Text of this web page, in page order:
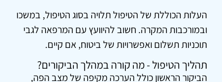
העלות הכוללת של הטיפול תלויה בסוג הטיפול, במשכו
ובמורכבות המקרה. חשוב להיוועץ עם המרפאה לגבי
תוכניות תשלום ואפשרויות של ביטוח, אם קיים.
תהליך הטיפול - מה קורה במהלך הביקורים?
הביקור הראשון כולל הערכה מקיפה של מצב הפה,